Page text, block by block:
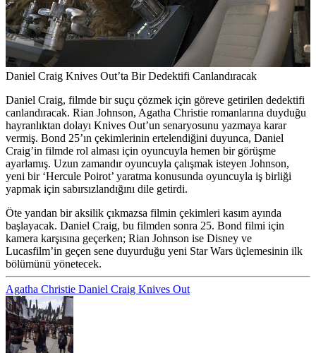
Daniel Craig Knives Out’ta Bir Dedektifi Canlandıracak
Daniel Craig, filmde bir suçu çözmek için göreve getirilen dedektifi
canlandıracak. Rian Johnson, Agatha Christie romanlarına duyduğu
hayranlıktan dolayı Knives Out’un senaryosunu yazmaya karar
vermiş. Bond 25’ın çekimlerinin ertelendiğini duyunca, Daniel
Craig’in filmde rol alması için oyuncuyla hemen bir görüşme
ayarlamış. Uzun zamandır oyuncuyla çalışmak isteyen Johnson,
yeni bir ‘Hercule Poirot’ yaratma konusunda oyuncuyla iş birliği
yapmak için sabırsızlandığını dile getirdi.
Öte yandan bir aksilik çıkmazsa filmin çekimleri kasım ayında
başlayacak. Daniel Craig, bu filmden sonra 25. Bond filmi için
kamera karşısına geçerken; Rian Johnson ise Disney ve
Lucasfilm’in geçen sene duyurduğu yeni Star Wars üçlemesinin ilk
bölümünü yönetecek.
Agatha Christie Daniel Craig Knives Out